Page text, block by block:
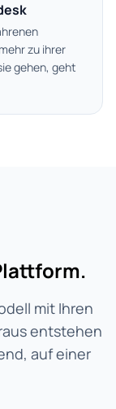
zu ihrer
gehen, geht
mit Ihren
entstehen
auf einer